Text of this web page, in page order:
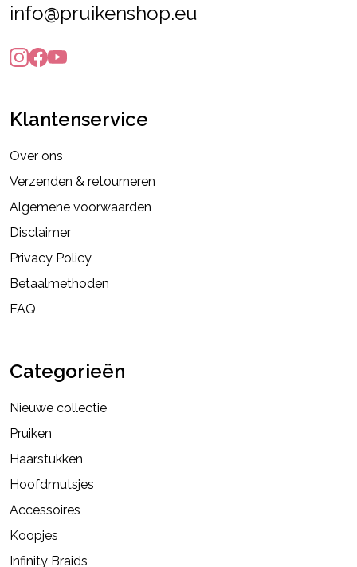
info@pruikenshop.eu
Klantenservice
Over ons
Verzenden & retourneren
Algemene voorwaarden
Disclaimer
Privacy Policy
Betaalmethoden
FAQ
Categorieën
Nieuwe collectie
Pruiken
Haarstukken
Hoofdmutsjes
Accessoires
Koopjes
Infinity Braids